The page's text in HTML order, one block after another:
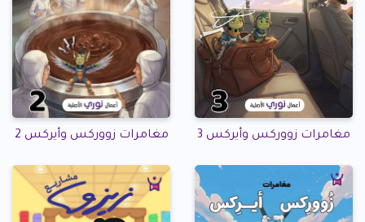
مغامرات زووركس وأيركس 3 مغامرات زووركس وأيركس 2